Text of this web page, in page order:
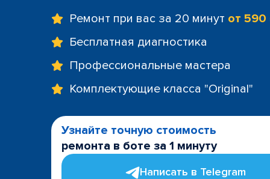
Ремонт при вас за 20 минут от
Бесплатная диагностика
Профессиональные мастера
Комплектующие класса "Original"
Узнайте точную стоимость
ремонта в боте за 1 минуту
Написать в Telegram